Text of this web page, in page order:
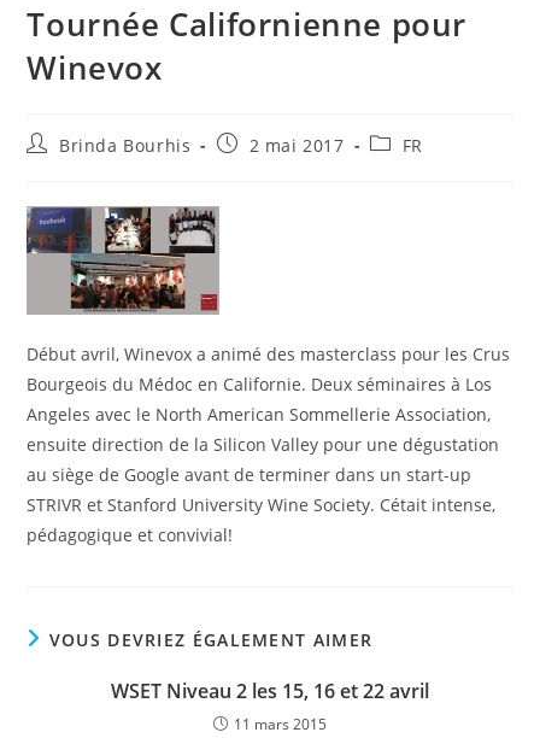
Tournée Californienne pour
Winevox
Auteur/autrice
publication :
Brinda Bourhis
Publication
2 mai 2017
PostFR
Début avril, Winevox a animé des masterclass pour les Crus
Bourgeois du Médoc en Californie. Deux séminaires à Los
Angeles avec le North American Sommellerie Association,
ensuite direction de la Silicon Valley pour une dégustation
au siège de Google avant de terminer dans un start-up
STRIVR et Stanford University Wine Society. Cétait intense,
pédagogique et convivial!
VOUS DEVRIEZ ÉGALEMENT AIMER
WSET Niveau 2 les 15, 16 et 22 avril
11 mars 2015